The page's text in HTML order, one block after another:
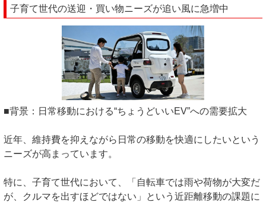
子育て世代の送迎・買い物ニーズが追い風に急増中
■背景：日常移動における“ちょうどいいEV”への需要拡大
近年、維持費を抑えながら日常の移動を快適にしたいという
ニーズが高まっています。
特に、子育て世代において、「自転車では雨や荷物が大変だ
が、クルマを出すほどではない」という近距離移動の課題に